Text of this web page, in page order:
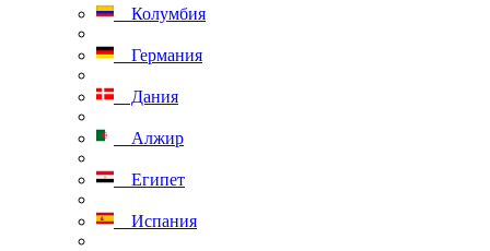
Колумбия
Германия
Дания
Алжир
Египет
Испания